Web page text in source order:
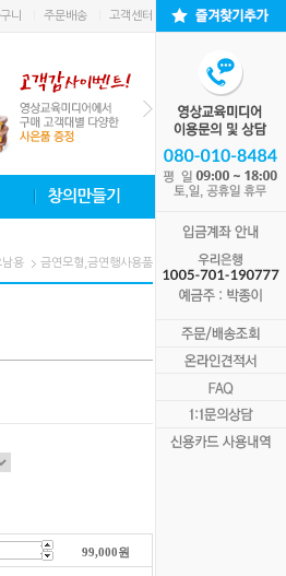
니 주문배송 고객센터
남용 금연모형,금연행사용품
99,000원